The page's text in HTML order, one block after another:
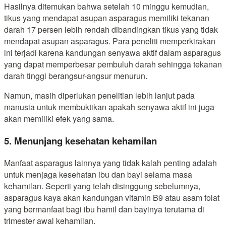
Hasilnya ditemukan bahwa setelah 10 minggu kemudian,
tikus yang mendapat asupan asparagus memiliki tekanan
darah 17 persen lebih rendah dibandingkan tikus yang tidak
mendapat asupan asparagus. Para peneliti memperkirakan
ini terjadi karena kandungan senyawa aktif dalam asparagus
yang dapat memperbesar pembuluh darah sehingga tekanan
darah tinggi berangsur-angsur menurun.
Namun, masih diperlukan penelitian lebih lanjut pada
manusia untuk membuktikan apakah senyawa aktif ini juga
akan memiliki efek yang sama.
5. Menunjang kesehatan kehamilan
Manfaat asparagus lainnya yang tidak kalah penting adalah
untuk menjaga kesehatan ibu dan bayi selama masa
kehamilan. Seperti yang telah disinggung sebelumnya,
asparagus kaya akan kandungan vitamin B9 atau asam folat
yang bermanfaat bagi ibu hamil dan bayinya terutama di
trimester awal kehamilan.